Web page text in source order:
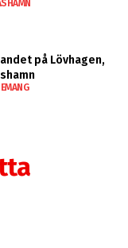
på Lövhagen,